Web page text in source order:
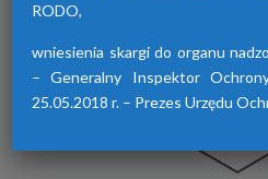
RODO,
wniesienia skargi do organu
– Generalny Inspektor
25.05.2018 r. – Prezes Urzędu